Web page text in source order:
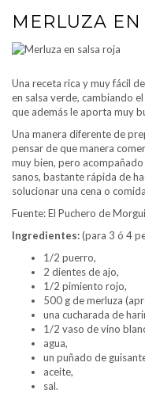
MERLUZA EN
Una receta rica y muy fácil
en salsa verde, cambiando
que además le aporta muy
Una manera diferente de
pensar de que manera
muy bien, pero
sanos, bastante rápida de
solucionar una cena o
Fuente: El Puchero de
Ingredientes:(para 3 ó 4
1/2 puerro,
2 dientes de ajo,
1/2 pimiento rojo,
500 g de merluza
una cucharada de
1/2 vaso de vino
agua,
un puñado de
aceite,
sal.